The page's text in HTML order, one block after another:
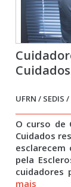
UFRN / SEDIS
O curso de
Cuidados
pela
cuidadores
mais